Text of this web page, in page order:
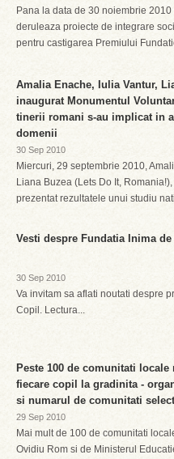
Pana la data de 30 noiembrie
deruleaza proiecte de integrare
pentru castigarea Premiului
Amalia Enache, Iulia Vantur,
inaugurat Monumentul
tinerii romani s-au implicat in
domenii
30 Sep 2010
Miercuri, 29 septembrie 2010,
Liana Buzea (Lets Do It,
prezentat rezultatele unui studiu
Vesti despre Fundatia Inima
30 Sep 2010
Va invitam sa aflati noutati despre
Copil. Lectura...
Peste 100 de comunitati
fiecare copil la gradinita -
si numarul de comunitati
29 Sep 2010
Mai mult de 100 de comunitati
Ovidiu Rom si de Ministerul